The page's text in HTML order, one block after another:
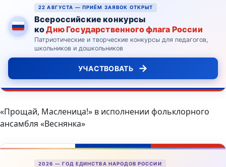
22 АВГУСТА — ПРИЁМ ЗАЯВОК ОТКРЫТ
Всероссийские конкурсы
коДню Государственного флага России
Патриотические и творческие конкурсы для педагогов,
школьников и дошкольников
УЧАСТВОВАТЬ →
«Прощай, Масленица!» в исполнении фольклорного
ансамбля «Веснянка»
2026 — ГОД ЕДИНСТВА НАРОДОВ РОССИИ